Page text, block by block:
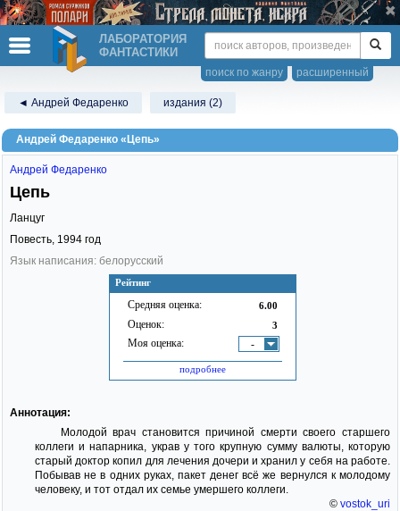
ЛАБОРАТОРИЯ
ФАНТАСТИКИ
расширенный
поиск по жанру
◄ Андрей Федаренко издания (2)
Андрей Федаренко «Цепь»
Рейтинг
Средняя оценка: 6.00
Оценок: 3
Моя оценка: -
подробнее
Андрей Федаренко
Цепь
Ланцуг
Повесть, 1994 год
Язык написания: белорусский
Аннотация:
Молодой врач становится причиной смерти своего старшего
коллеги и напарника, украв у того крупную сумму валюты, которую
старый доктор копил для лечения дочери и хранил у себя на работе.
Побывав не в одних руках, пакет денег всё же вернулся к молодому
человеку, и тот отдал их семье умершего коллеги.
© vostok_uri